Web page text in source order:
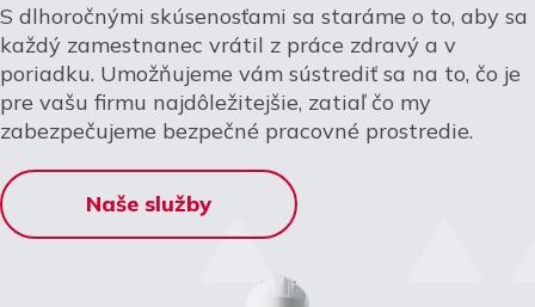
S dlhoročnými skúsenosťami sa staráme o to, aby sa
každý zamestnanec vrátil z práce zdravý a v
poriadku. Umožňujeme vám sústrediť sa na to, čo je
pre vašu firmu najdôležitejšie, zatiaľ čo my
zabezpečujeme bezpečné pracovné prostredie.
Naše služby